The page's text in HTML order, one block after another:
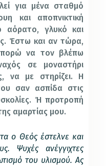
για μένα σταθμό
και αποπνικτική
αόρατο, γλυκό και
Έστω και αν τώρα,
να τον βλέπω
σε μοναστήρι
να με στηρίζει. Η
σαν ασπίδα στις
Ή προτροπή
αμαρτίας μου.
ο Θεός έστελνε και
Ψυχές ανέγγιχτες
του υλισμού. Ας